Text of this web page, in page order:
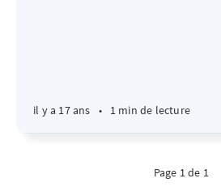
il y a 17 ans • 1 min de lecture
Page 1 de 1